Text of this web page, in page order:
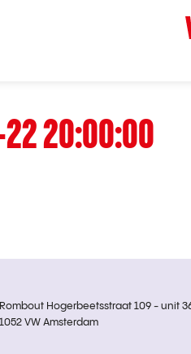
20:00:00
Rombout Hogerbeetsstraat 109 - unit
1052 VW Amsterdam